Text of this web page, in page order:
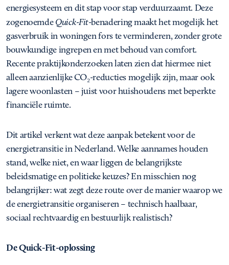
energiesysteem en dit stap voor stap verduurzaamt. Deze
zogenoemdeQuick-Fit-benadering maakt het mogelijk het
gasverbruik in woningen fors te verminderen, zonder grote
bouwkundige ingrepen en met behoud van comfort.
Recente praktijkonderzoeken laten zien dat hiermee niet
alleen aanzienlijke CO₂-reducties mogelijk zijn, maar ook
lagere woonlasten – juist voor huishoudens met beperkte
financiële ruimte.
Dit artikel verkent wat deze aanpak betekent voor de
energietransitie in Nederland. Welke aannames houden
stand, welke niet, en waar liggen de belangrijkste
beleidsmatige en politieke keuzes? En misschien nog
belangrijker: wat zegt deze route over de manier waarop we
de energietransitie organiseren – technisch haalbaar,
sociaal rechtvaardig en bestuurlijk realistisch?
De Quick-Fit-oplossing